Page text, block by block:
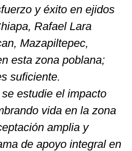
y éxito en ejidos
Rafael Lara
Mazapiltepec,
esta zona poblana;
suficiente.
estudie el impacto
vida en la zona
amplia y
de apoyo integral en